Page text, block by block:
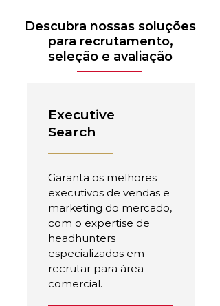
Descubra nossas soluções
para recrutamento,
seleção e avaliação
Executive
Search
Garanta os melhores
executivos de vendas e
marketing do mercado,
com o expertise de
headhunters
especializados em
recrutar para área
comercial.